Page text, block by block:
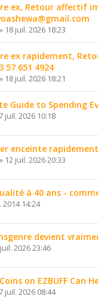
ex, Retour affectif
» 18 juil. 2026 18:23
ex rapidement,
57 651 4924
» 18 juil. 2026 18:21
Guide to Spending
juil. 2026 10:18
enceinte
» 12 juil. 2026 20:33
à 40 ans -
2014 14:24
devient
2026 23:46
Coins on EZBUFF
juil. 2026 08:44